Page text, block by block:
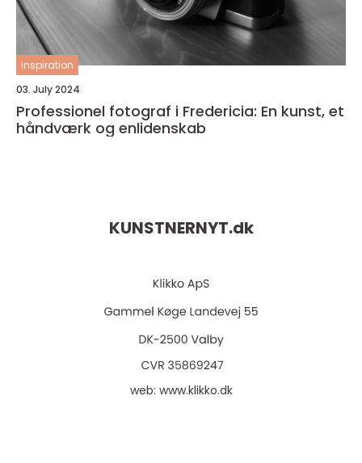
inspiration
03. July 2024
Professionel fotograf i Fredericia: En kunst, et
håndværk og enlidenskab
KUNSTNERNYT.dk
web: www.klikko.dk